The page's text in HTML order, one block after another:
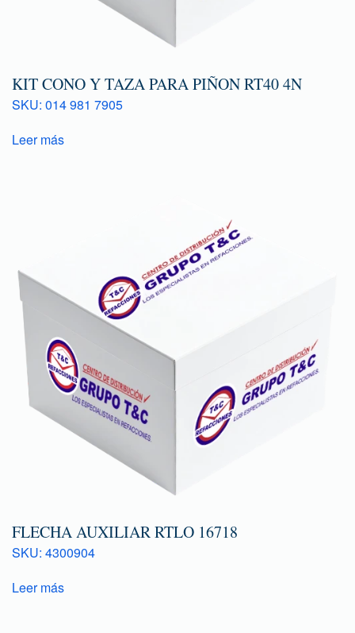
KIT CONO Y TAZA PARA PIÑON RT40 4N
SKU: 014 981 7905
Leer más
FLECHA AUXILIAR RTLO 16718
SKU: 4300904
Leer más